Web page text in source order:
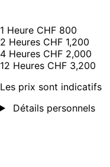
1 Heure CHF 800
2 Heures CHF 1,200
4 Heures CHF 2,000
12 Heures CHF 3,200
Les prix sont indicatifs
Détails personnels